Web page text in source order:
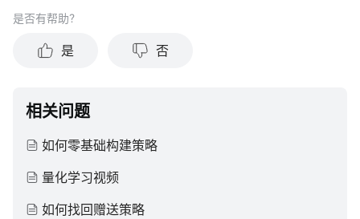
是否有帮助？
是 否
相关问题
如何零基础构建策略
量化学习视频
如何找回赠送策略